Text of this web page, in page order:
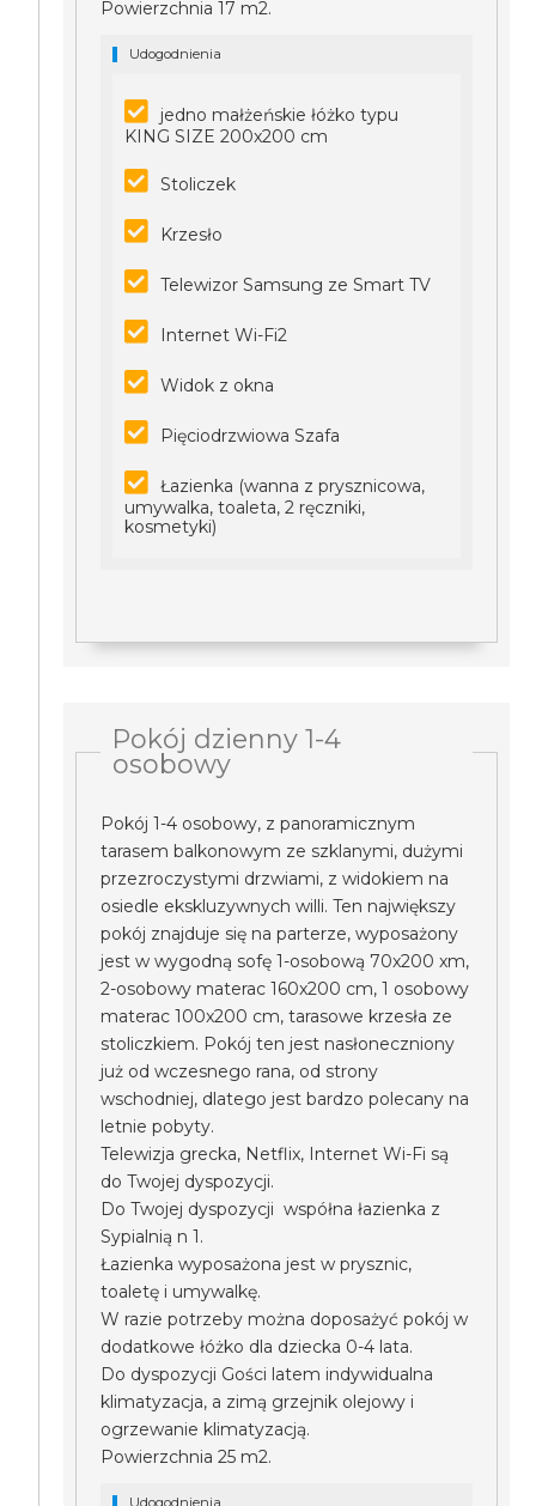
Powierzchnia 17 m2.
Udogodnienia
jedno małżeńskie łóżko typu
KING SIZE 200x200 cm
Stoliczek
Krzesło
Telewizor Samsung ze Smart TV
Internet Wi-Fi2
Widok z okna
Pięciodrzwiowa Szafa
Łazienka (wanna z prysznicowa,
umywalka, toaleta, 2 ręczniki,
kosmetyki)
Pokój dzienny 1-4
osobowy
Pokój 1-4 osobowy, z panoramicznym
tarasem balkonowym ze szklanymi, dużymi
przezroczystymi drzwiami, z widokiem na
osiedle ekskluzywnych willi. Ten największy
pokój znajduje się na parterze, wyposażony
jest w wygodną sofę 1-osobową 70x200 xm,
2-osobowy materac 160x200 cm, 1 osobowy
materac 100x200 cm, tarasowe krzesła ze
stoliczkiem. Pokój ten jest nasłoneczniony
już od wczesnego rana, od strony
wschodniej, dlatego jest bardzo polecany na
letnie pobyty.
Telewizja grecka, Netflix, Internet Wi-Fi są
do Twojej dyspozycji.
Do Twojej dyspozycji współna łazienka z
Sypialnią n 1.
Łazienka wyposażona jest w prysznic,
toaletę i umywalkę.
W razie potrzeby można doposażyć pokój w
dodatkowe łóżko dla dziecka 0-4 lata.
Do dyspozycji Gości latem indywidualna
klimatyzacja, a zimą grzejnik olejowy i
ogrzewanie klimatyzacją.
Powierzchnia 25 m2.
Udogodnienia